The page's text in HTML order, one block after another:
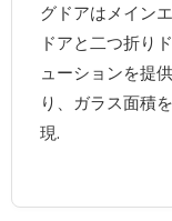
グドアはメイン
ドアと二つ折り
ューションを提
り、ガラス面積
現.